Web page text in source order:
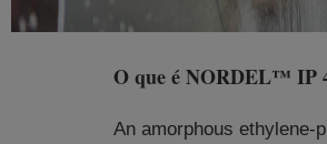
O que éNORDEL™ IP
An amorphous ethylene-